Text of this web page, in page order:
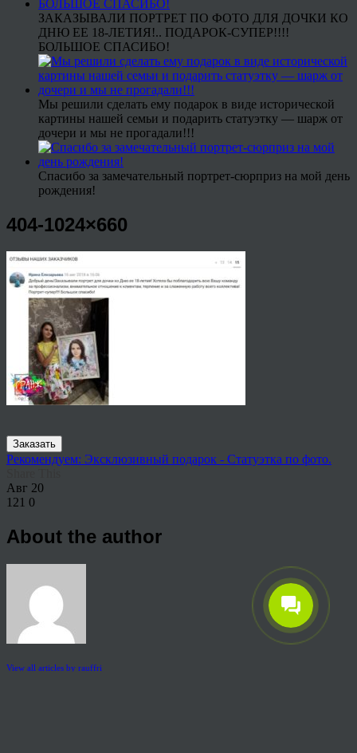
ЗАКАЗЫВАЛИ ПОРТРЕТ ПО ФОТО ДЛЯ ДОЧКИ КО
ДНЮ ЕЕ 18-ЛЕТИЯ!.. ПОДАРОК-СУПЕР!!!!
БОЛЬШОЕ СПАСИБО!
Мы решили сделать ему подарок в виде исторической
картины нашей семьи и подарить статуэтку — шарж от
дочери и мы не прогадали!!!
Спасибо за замечательный портрет-сюрприз на мой день
рождения!
404-1024×660
Заказать
Рекомендуем: Эксклюзивный подарок - Статуэтка по фото.
Авг 20
121 0
About the author
View all articles by rauffri